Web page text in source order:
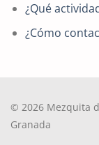
¿Qué
¿Cómo
© 2026 Mezquita
Granada